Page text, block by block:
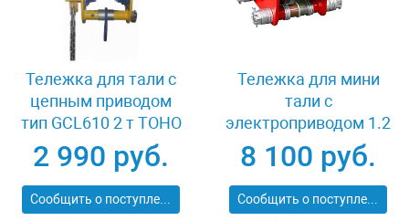
Тележка для тали с
цепным приводом
тип GCL610 2 т TOHO
XK37877
2 990 руб.
Сообщить о поступлении
Тележка для мини
тали с
электроприводом 1.2
т TOHO TD-1A
8 100 руб.
Сообщить о поступлении